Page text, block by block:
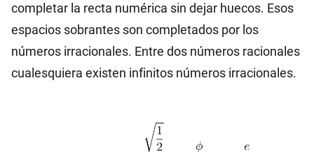
completar la recta numérica sin dejar huecos. Esos
espacios sobrantes son completados por los
números irracionales. Entre dos números racionales
cualesquiera existen infinitos números irracionales.